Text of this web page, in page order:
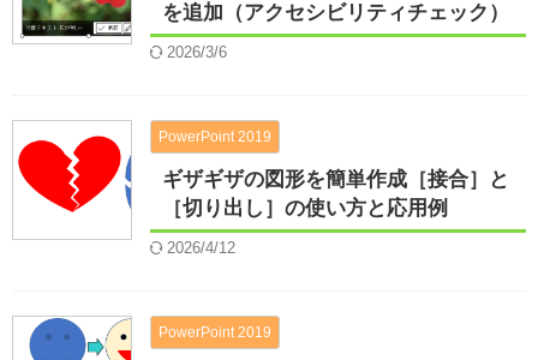
を追加（アクセシビリティチェック）
2026/3/6
PowerPoint 2019
ギザギザの図形を簡単作成［接合］と
［切り出し］の使い方と応用例
2026/4/12
PowerPoint 2019